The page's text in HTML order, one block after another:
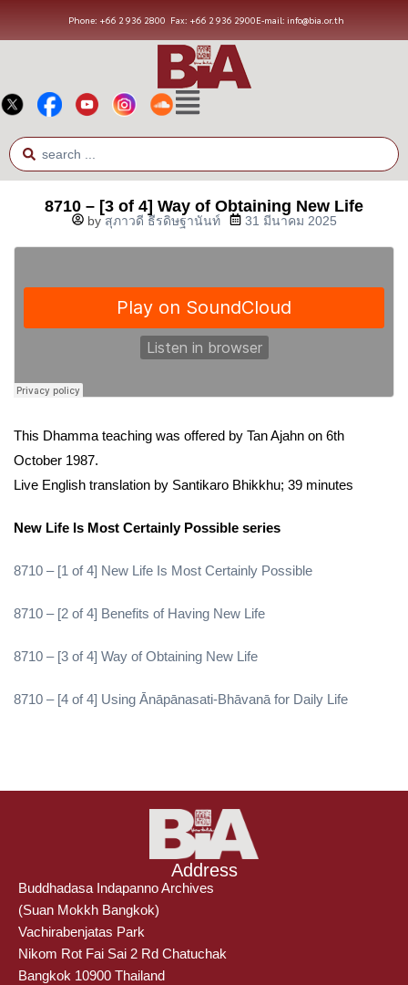
Phone: +66 2 936 2800 Fax: +66 2 936 2900E-mail: info@bia.or.th
8710 – [3 of 4] Way of Obtaining New Life
by สุภาวดี ธีรดิษฐานันท์ 31 มีนาคม 2025
This Dhamma teaching was offered by Tan Ajahn on 6th
October 1987.
Live English translation by Santikaro Bhikkhu; 39 minutes
New Life Is Most Certainly Possible series
8710 – [1 of 4] New Life Is Most Certainly Possible
8710 – [2 of 4] Benefits of Having New Life
8710 – [3 of 4] Way of Obtaining New Life
8710 – [4 of 4] Using Ānāpānasati-Bhāvanā for Daily Life
Address
Buddhadasa Indapanno Archives
(Suan Mokkh Bangkok)
Vachirabenjatas Park
Nikom Rot Fai Sai 2 Rd Chatuchak
Bangkok 10900 Thailand